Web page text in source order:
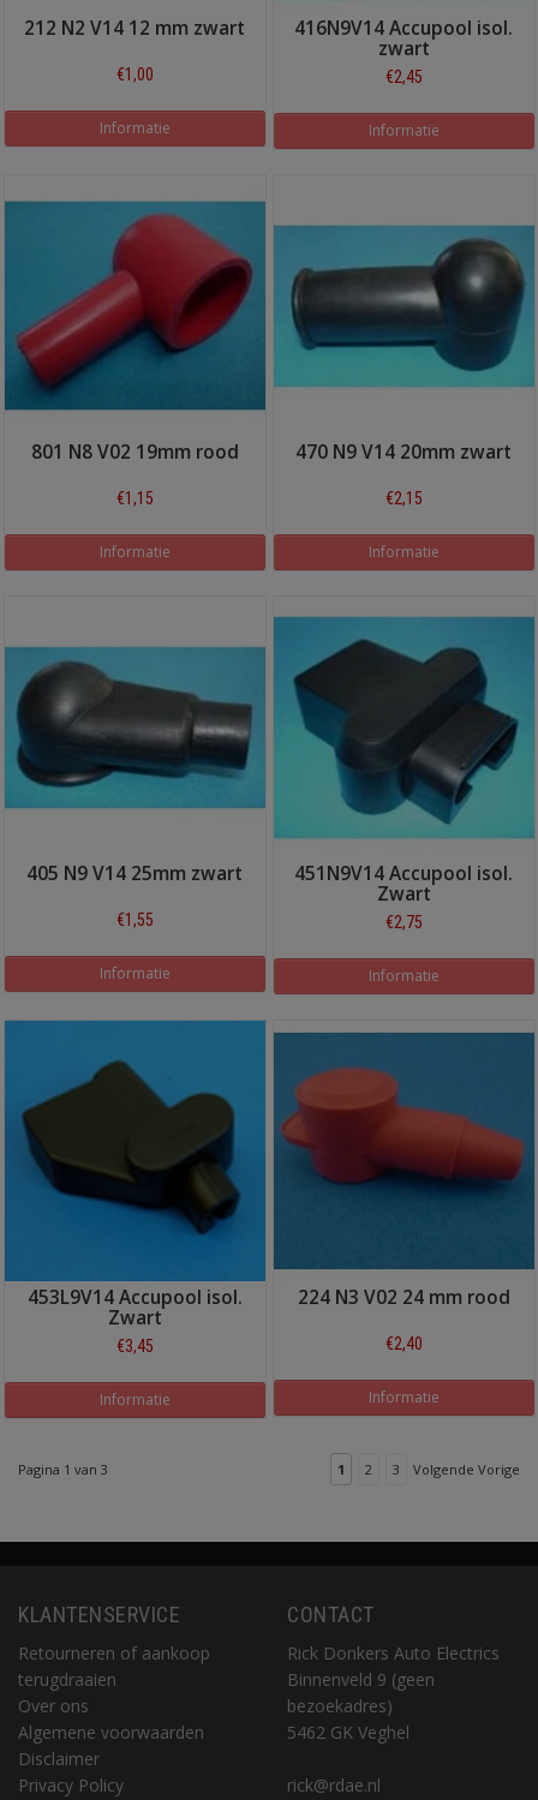
212 N2 V14 12 mm zwart
€1,00
Informatie
416N9V14 Accupool isol.
zwart
€2,45
Informatie
801 N8 V02 19mm rood
€1,15
Informatie
470 N9 V14 20mm zwart
€2,15
Informatie
405 N9 V14 25mm zwart
€1,55
Informatie
451N9V14 Accupool isol.
Zwart
€2,75
Informatie
453L9V14 Accupool isol.
Zwart
€3,45
Informatie
224 N3 V02 24 mm rood
€2,40
Informatie
Pagina 1 van 3 1 2 3 Volgende Vorige
KLANTENSERVICE
Retourneren of aankoop
terugdraaien
Over ons
Algemene voorwaarden
Disclaimer
Privacy Policy
CONTACT
Rick Donkers Auto Electrics
Binnenveld 9 (geen
bezoekadres)
5462 GK Veghel
rick@rdae.nl